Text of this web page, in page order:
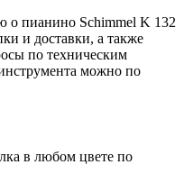
пианино Schimmel K 132
и доставки, а также
по техническим
можно по
в любом цвете по